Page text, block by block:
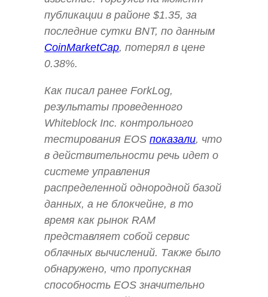
публикации в районе $1.35, за
последние сутки BNT, по данным
CoinMarketCap, потерял в цене
0.38%.
Как писал ранее ForkLog,
результаты проведенного
Whiteblock Inc. контрольного
тестирования EOS показали, что
в действительности речь идет о
системе управления
распределенной однородной базой
данных, а не блокчейне, в то
время как рынок RAM
представляет собой сервис
облачных вычислений. Также было
обнаружено, что пропускная
способность EOS значительно